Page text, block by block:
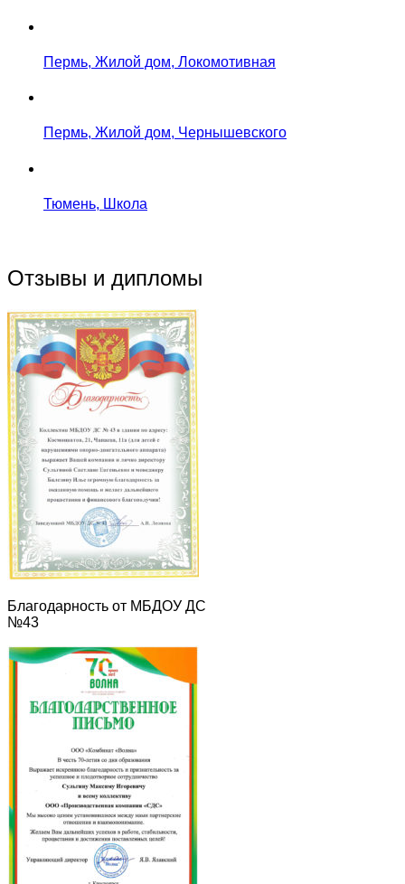
Пермь, Жилой дом, Локомотивная
Пермь, Жилой дом, Чернышевского
Тюмень, Школа
Отзывы и дипломы
Благодарность от МБДОУ ДС
№43